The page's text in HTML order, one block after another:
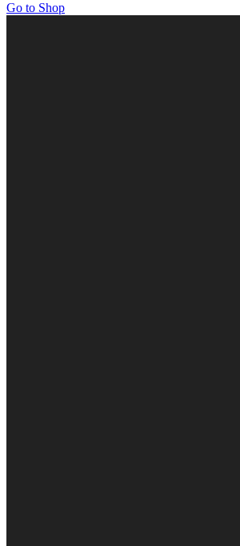
Go to Shop